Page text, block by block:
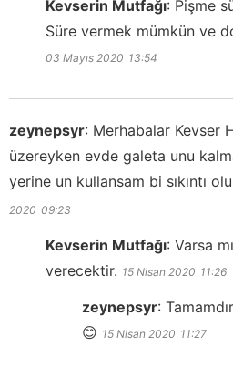
Kevserin Mutfağı: Pişme
Süre vermek mümkün ve
03 Mayıs 2020 13:54
zeynepsyr: Merhabalar Kevser
üzereyken evde galeta unu
yerine un kullansam bi sıkıntı
2020 09:23
Kevserin Mutfağı: Varsa
verecektir. 15 Nisan 2020 11:26
zeynepsyr:
😊 15 Nisan 2020 11:27